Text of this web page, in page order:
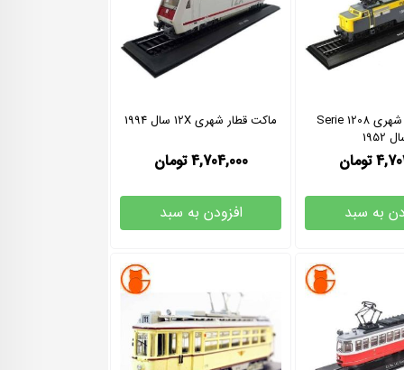
ماکت قطار شهری Serie 1208
1952
تومان
به سبد
ماکت قطار شهری 12X سال 1994
4,704,000 تومان
افزودن به سبد